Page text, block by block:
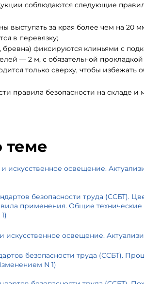
соблюдаются следующие
выступать за края более чем на
в перевязку;
фиксируются клиньями с
— 2 м, с обязательной
только сверху, чтобы избежать
правила безопасности на складе
теме
и искусственное освещение.
безопасности труда (ССБТ).
применения. Общие
и искусственное освещение.
безопасности труда (ССБТ).
N 1)